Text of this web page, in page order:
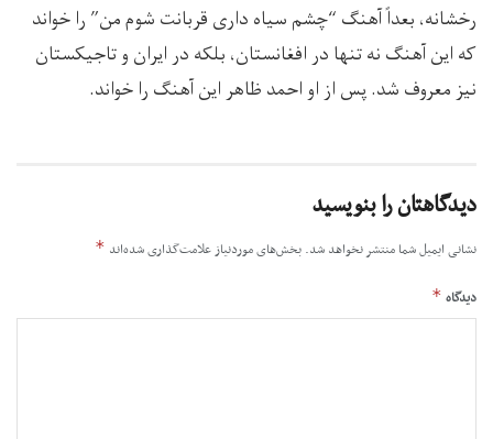
رخشانه، بعداً آهنگ “چشم سیاه داری قربانت شوم من” را خواند
که این آهنگ نه تنها در افغانستان، بلکه در ایران و تاجیکستان
نیز معروف شد. پس از او احمد ظاهر این آهنگ را خواند.
دیدگاهتان را بنویسید
نشانی ایمیل شما منتشر نخواهد شد. بخش‌های موردنیاز علامت‌گذاری شده‌اند *
دیدگاه *